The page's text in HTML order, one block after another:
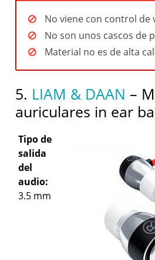
No viene con control de
No son unos cascos de
Material no es de alta
5. LIAM & DAAN –
auriculares in ear
Tipo de
salida
del
audio:
3.5 mm